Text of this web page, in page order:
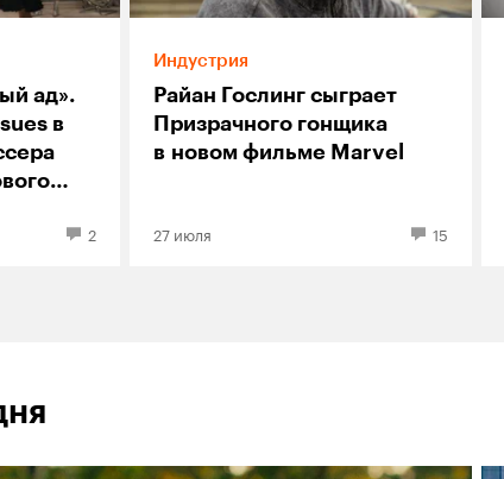
ад».
в
2
Индустрия
Райан Гослинг сыграет
Призрачного гонщика
в новом фильме Marvel
27 июля 15